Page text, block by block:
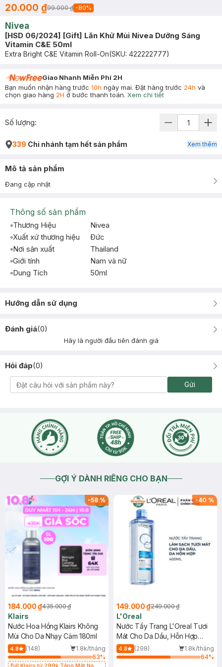
20.000 ₫99.000 ₫ -80%
Nivea
[HSD 06/2024] [Gift] Lăn Khử Mùi Nivea Dưỡng Sáng
Vitamin C&E 50ml
Extra Bright C&E Vitamin Roll-On(SKU: 422222777)
Giao Nhanh Miễn Phí 2H
Bạn muốn nhận hàng trước 10h ngày mai. Đặt hàng trước 24h và
chọn giao hàng 2H ở bước thanh toán. Xem chi tiết
Số lượng:
339 Chi nhánh tạm hết sản phẩm Xem thêm
Mô tả sản phẩm
Đang cập nhật
Thông số sản phẩm
Thương Hiệu
Nivea
Xuất xứ thương hiệu
Ðức
Nơi sản xuất
Thailand
Giới tính
Nam và nữ
Dung Tích
50ml
Hướng dẫn sử dụng
Đánh giá(0)
Hãy là người đầu tiên đánh giá
Hỏi đáp(0)
Gửi
GỢI Ý DÀNH RIÊNG CHO BẠN
-58%
184.000 ₫435.000 ₫
Klairs
Nước Hoa Hồng Klairs Không
Mùi Cho Da Nhạy Cảm 180ml
4.8 (148)
1.8k/tháng
63%
Bill Klairs từ 299k Tặng Mặt Nạ
-40 %
149.000 ₫249.000 ₫
L'Oreal
Nước Tẩy Trang L'Oreal Tươi
Mát Cho Da Dầu, Hỗn Hợp
400ml
4.8 (298)
1.8k/tháng
64%